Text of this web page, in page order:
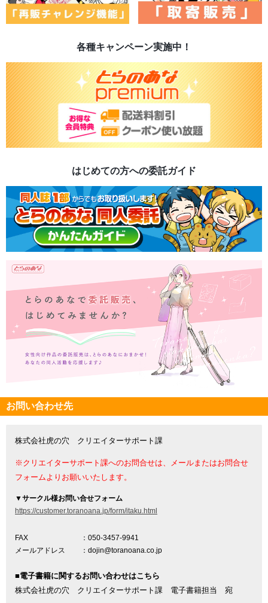
各種キャンペーン実施中！
はじめての方への委託ガイド
お問い合わせ先
株式会社虎の穴 クリエイターサポート課
※クリエイターサポート課へのお問合せは、メールまたはお問合せ
フォームよりお願いいたします。
▼サークル様お問い合せフォーム
https://customer.toranoana.jp/form/itaku.html
FAX
：050-3457-9941
メールアドレス
：dojin@toranoana.co.jp
■電子書籍に関するお問い合わせはこちら
株式会社虎の穴 クリエイターサポート課 電子書籍担当 宛